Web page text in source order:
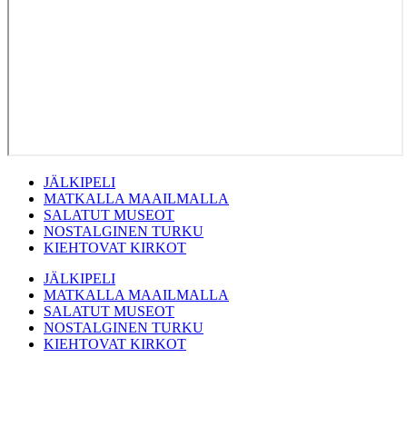
JÄLKIPELI
MATKALLA MAAILMALLA
SALATUT MUSEOT
NOSTALGINEN TURKU
KIEHTOVAT KIRKOT
JÄLKIPELI
MATKALLA MAAILMALLA
SALATUT MUSEOT
NOSTALGINEN TURKU
KIEHTOVAT KIRKOT